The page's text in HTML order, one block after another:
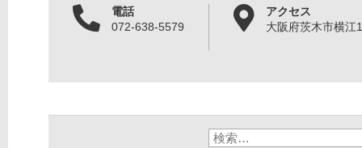
電話
072-638-5579
アクセス
大阪府茨木市横江